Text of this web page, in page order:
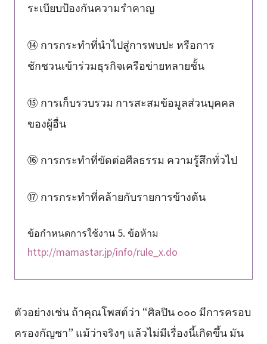
ระเบียบป้องกันความรำคาญ
⑭ การกระทำที่นำไปสู่การพบปะ หรือการ
ชักชวนเข้าร่วมธุรกิจเครือข่ายหลายชั้น
⑮ การเก็บรวบรวม การสะสมข้อมูลส่วนบุคคล
ของผู้อื่น
⑯ การกระทำที่ขัดต่อศีลธรรม ความรู้สึกทั่วไป
⑰ การกระทำที่คล้ายกับรายการข้างต้น
ข้อกำหนดการใช้งาน 5. ข้อห้าม
http://mamastar.jp/info/rule_x.do
ตัวอย่างเช่น ถ้าคุณโพสต์ว่า “ศิลปิน ๐๐๐ มีการครอบ
ครองกัญชา” แม้ว่าจริงๆ แล้วไม่มีเรื่องนี้เกิดขึ้น มัน